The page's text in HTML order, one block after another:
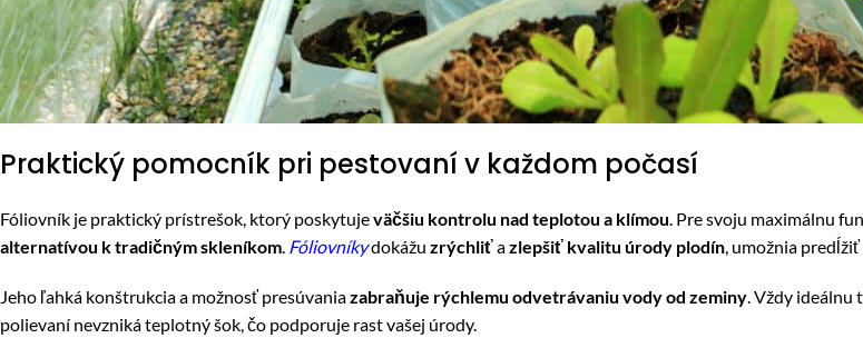
Praktický pomocník pri pestovaní v každom počasí
Fóliovník je praktický prístrešok, ktorý poskytujeväčšiu kontrolu nad teplotou a klímou. Pre svoju maximálnu
alternatívou k tradičným skleníkom. Fóliovníkydokážu zrýchliťazlepšiť kvalitu úrody plodín, umožnia
Jeho ľahká konštrukcia a možnosť presúvaniazabraňuje rýchlemu odvetrávaniu vody od zeminy. Vždy ideálnu
polievaní nevzniká teplotný šok, čo podporuje rast vašej úrody.